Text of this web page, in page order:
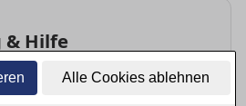
Alle Cookies ablehnen
& Hilfe
in Hanau?